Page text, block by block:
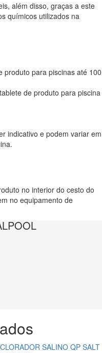
além disso, graças a este
químicos utilizados na
produto para piscinas até 100
de produto para piscina
indicativo e podem variar em
no interior do cesto do
no equipamento de